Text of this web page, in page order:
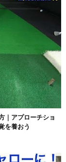
｜アプローチショ
を養おう